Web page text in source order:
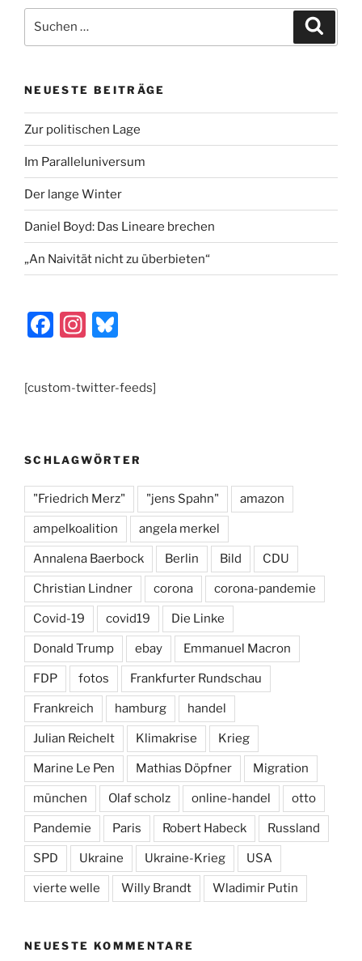
nach:
NEUESTE BEITRÄGE
Zur politischen Lage
Im Paralleluniversum
Der lange Winter
Daniel Boyd: Das Lineare brechen
„An Naivität nicht zu überbieten“
F
e
o
o
k
In
a
gr
m
e
s
y
[custom-twitter-feeds]
SCHLAGWÖRTER
"Friedrich Merz" "jens Spahn" amazon
ampelkoalition angela merkel
Annalena Baerbock Berlin Bild CDU
Christian Lindner corona corona-pandemie
Covid-19 covid19 Die Linke
Donald Trump ebay Emmanuel Macron
FDP fotos Frankfurter Rundschau
Frankreich hamburg handel
Julian Reichelt Klimakrise Krieg
Marine Le Pen Mathias Döpfner Migration
münchen Olaf scholz online-handel otto
Pandemie Paris Robert Habeck Russland
SPD Ukraine Ukraine-Krieg USA
vierte welle Willy Brandt Wladimir Putin
NEUESTE KOMMENTARE